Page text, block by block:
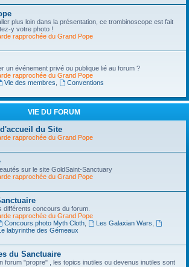
plus loin dans la présentation, ce trombinoscope est fait
y votre photo !
rapprochée du Grand Pope
un événement privé ou publique lié au forum ?
rapprochée du Grand Pope
Vie des membres
Conventions
VIE DU FORUM
d'accueil du Site
rapprochée du Grand Pope
sur le site GoldSaint-Sanctuary
rapprochée du Grand Pope
différents concours du forum.
rapprochée du Grand Pope
Concours photo Myth Cloth, Les Galaxian Wars
labyrinthe des Gémeaux
du Sanctuaire
forum "propre" , les topics inutiles ou devenus inutiles sont